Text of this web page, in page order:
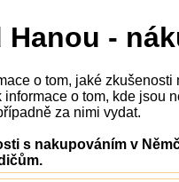
Hanou -
o tom, jaké
informace o tom, kde jsou
za nimi vydat.
s nakupováním v